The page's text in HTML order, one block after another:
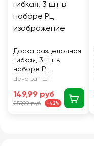
Доска разделочная
гибкая, 3 шт в
наборе PL
Цена за 1 шт
149,99 руб
259,99 руб -42%